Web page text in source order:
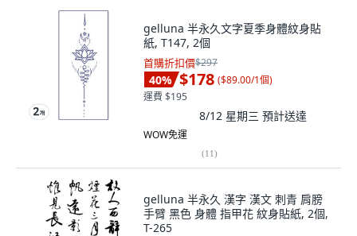
gelluna 半永久文字夏季身體紋身貼
紙, T147, 2個
首購折扣價$297
40% $178 ($89.00/1個)
運費 $195
8/12 星期三 預計送達
WOW免運
(11)
gelluna 半永久 漢字 漢文 刺青 肩膀
手臂 黑色 身體 指甲花 紋身貼紙, 2個,
T-265